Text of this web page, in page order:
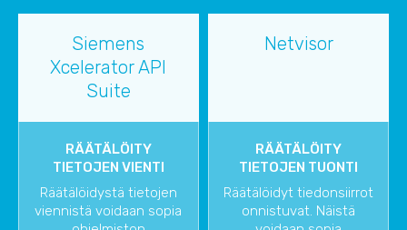
Siemens
Xcelerator API
Suite
Netvisor
RÄÄTÄLÖITY
TIETOJEN VIENTI
Räätälöidystä tietojen
viennistä voidaan sopia
RÄÄTÄLÖITY
TIETOJEN TUONTI
Räätälöidyt tiedonsiirrot
onnistuvat. Näistä